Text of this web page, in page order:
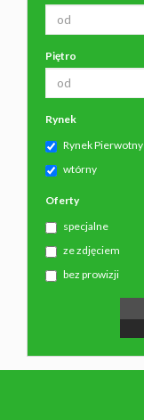
Piętro
Rynek
Rynek Pierwotny
wtórny
Oferty
specjalne
ze zdjęciem
bez prowizji